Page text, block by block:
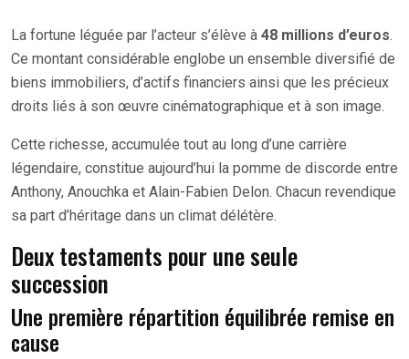
La fortune léguée par l’acteur s’élève à 48 millions d’euros.
Ce montant considérable englobe un ensemble diversifié de
biens immobiliers, d’actifs financiers ainsi que les précieux
droits liés à son œuvre cinématographique et à son image.
Cette richesse, accumulée tout au long d’une carrière
légendaire, constitue aujourd’hui la pomme de discorde entre
Anthony, Anouchka et Alain-Fabien Delon. Chacun revendique
sa part d’héritage dans un climat délétère.
Deux testaments pour une seule
succession
Une première répartition équilibrée remise en
cause